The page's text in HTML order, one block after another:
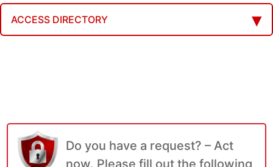
ACCESS DIRECTORY
Do you have a request? – Act
now. Please fill out the following